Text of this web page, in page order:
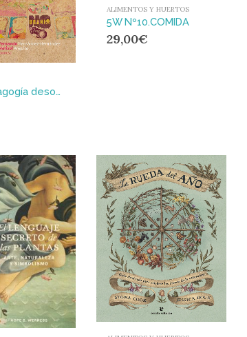
Una pedagogía desobediente : Tejer la vida del aula y de la escuela desde proyectos de indagación
ALIMENTOS Y HUERTOS
5W Nº10.COMIDA
29,00€